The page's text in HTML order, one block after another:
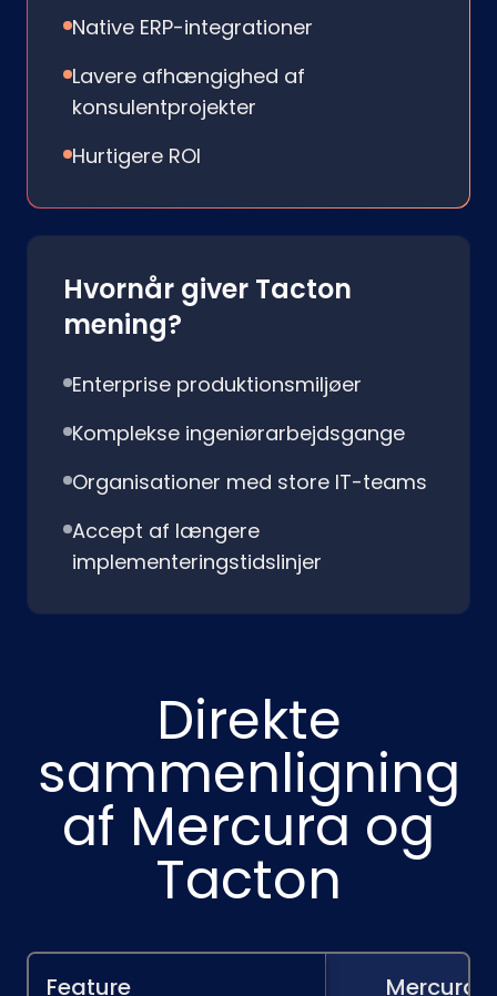
Native ERP-integrationer
Lavere afhængighed af
konsulentprojekter
Hurtigere ROI
Hvornår giver Tacton
mening?
Enterprise produktionsmiljøer
Komplekse ingeniørarbejdsgange
Organisationer med store IT-teams
Accept af længere
implementeringstidslinjer
Direkte
sammenligning
af Mercura og
Tacton
Feature Mercura